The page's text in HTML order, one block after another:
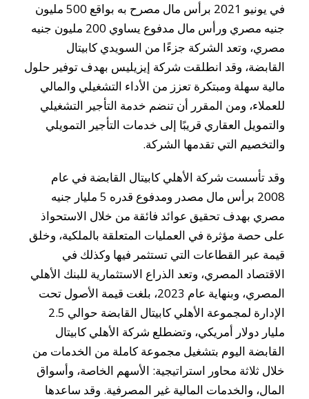
في يونيو 2021 برأس مال مصرح به بواقع 500 مليون
جنيه مصري ورأس مال مدفوع يساوي 200 مليون جنيه
مصري، وتعد الشركة جزءًا من السويدي كابيتال
القابضة، وقد انطلقت شركة إيزيليس بهدف توفير حلول
مالية سهلة ومبتكرة تعزز من الأداء التشغيلي والمالي
للعملاء، ومن المقرر أن تنضم خدمة التأجير التشغيلي
والتمويل العقاري قريبًا إلى خدمات التأجير التمويلي
والتخصيم التي تقدمها الشركة.
وقد تأسست شركة الأهلي كابيتال القابضة في عام
2008 برأس مال مصدر ومدفوع قدره 5 مليار جنيه
مصري بهدف تحقيق عوائد فائقة من خلال الاستحواذ
على حصة مؤثرة في العمليات المتعلقة بالملكية، وخلق
قيمة عبر القطاعات التي تستثمر فيها وكذلك في
الاقتصاد المصري، وتعد الذراع الاستثمارية للبنك الأهلي
المصري، وبنهاية عام 2023، بلغت قيمة الأصول تحت
الإدارة لمجموعة الأهلي كابيتال القابضة حوالي 2.5
مليار دولار أمريكي، وتضطلع شركة الأهلي كابيتال
القابضة اليوم بتشغيل مجموعة كاملة من الخدمات من
خلال ثلاثة محاور استراتيجية: الأسهم الخاصة، وأسواق
المال، والخدمات المالية غير المصرفية. وقد ساعدها